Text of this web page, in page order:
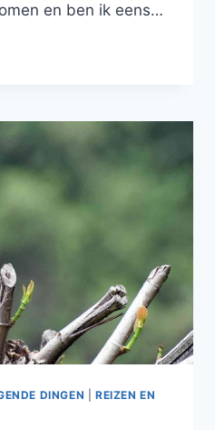
en ben ik eens…
DINGEN |REIZEN EN